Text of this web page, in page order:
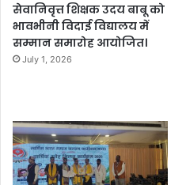
सेवानिवृत्त शिक्षक उदय बाबू को
भावभीनी विदाई विद्यालय में
सम्मान समारोह आयोजित।
July 1, 2026